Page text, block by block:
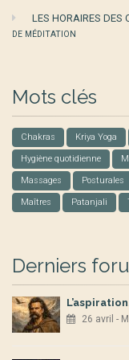
LES HORAIRES DES
DE MÉDITATION
Mots clés
Chakras Kriya Yoga
Hygiène quotidienne
Massages Posturales
Maîtres Patanjali
Derniers
26 avril -